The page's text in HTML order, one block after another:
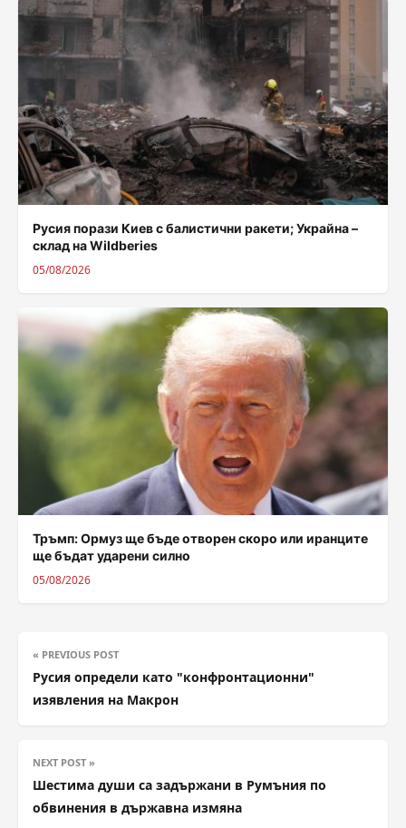
Русия порази Киев с балистични ракети; Украйна –
склад на Wildberies
05/08/2026
Тръмп: Ормуз ще бъде отворен скоро или иранците
ще бъдат ударени силно
05/08/2026
« PREVIOUS POST
Русия определи като "конфронтационни"
изявления на Макрон
NEXT POST »
Шестима души са задържани в Румъния по
обвинения в държавна измяна